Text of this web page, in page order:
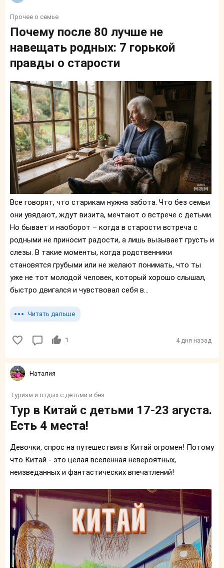
Прочее о семье
Почему после 80 лучше не
навещать родных: 7 горькой
правды о старости
Все говорят, что старикам нужна забота. Что без семьи
они увядают, ждут визита, мечтают о встрече с детьми.
Но бывает и наоборот – когда в старости встреча с
родными не приносит радости, а лишь вызывает грусть и
слезы. В такие моменты, когда родственники
становятся грубыми или не желают понимать, что ты
уже не тот молодой человек, который хорошо слышал,
быстро двигался и чувствовал себя в...
Читать дальше
1 4 дня назад
Наталия
Туризм и отдых с детьми и без
Тур в Китай с детьми 17-23 агуста.
Есть 4 места!
Девочки, спрос на путешествия в Китай огромен! Потому
что Китай - это целая вселенная невероятных,
неизведанных и фантастических впечатлений!